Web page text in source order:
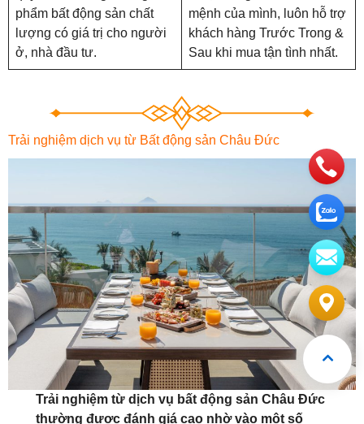
phẩm bất động sản chất
lượng có giá trị cho người
ở, nhà đầu tư.
mệnh của mình, luôn hỗ trợ
khách hàng Trước Trong &
Sau khi mua tận tình nhất.
Trải nghiệm dịch vụ từ Bất động sản Châu Đức
Trải nghiệm từ dịch vụ bất động sản Châu Đức
thường được đánh giá cao nhờ vào một số